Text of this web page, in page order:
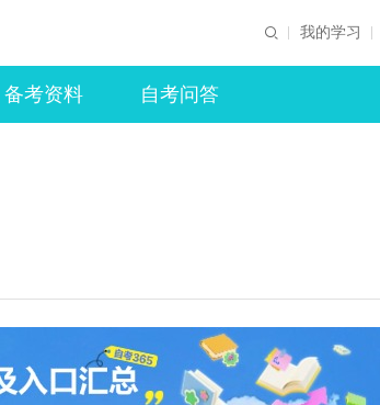
我的学习
备考资料 自考问答